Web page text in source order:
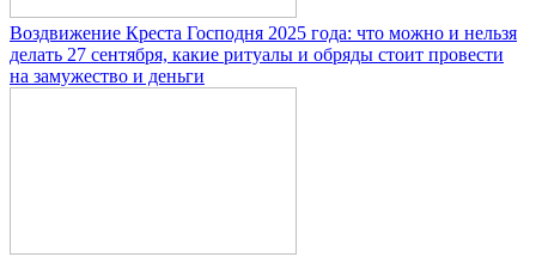
Воздвижение Креста Господня 2025 года: что можно и нельзя
делать 27 сентября, какие ритуалы и обряды стоит провести
на замужество и деньги